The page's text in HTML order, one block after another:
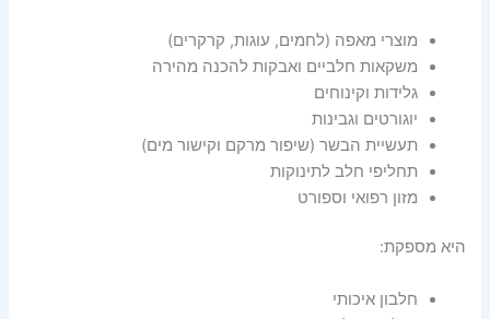
מוצרי מאפה (לחמים, עוגות, קרקרים)
משקאות חלביים ואבקות להכנה מהירה
גלידות וקינוחים
יוגורטים וגבינות
תעשיית הבשר (שיפור מרקם וקישור מים)
תחליפי חלב לתינוקות
מזון רפואי וספורט
היא מספקת:
חלבון איכותי